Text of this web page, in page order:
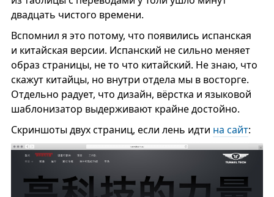
двадцать чистого времени.
Вспомнил я это потому, что появились испанская
и китайская версии. Испанский не сильно меняет
образ страницы, не то что китайский. Не знаю, что
скажут китайцы, но внутри отдела мы в восторге.
Отдельно радует, что дизайн, вёрстка и языковой
шаблонизатор выдерживают крайне достойно.
Скриншоты двух страниц, если лень идти на сайт: